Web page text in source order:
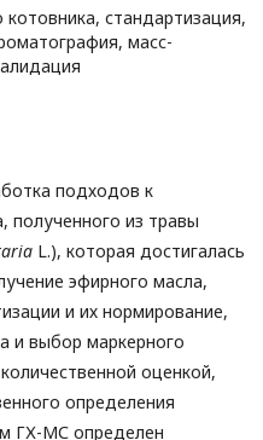
стандартизация,
масс-
подходов к
полученного из травы
L.), которая достигалась
эфирного масла,
и их нормирование,
и выбор маркерного
оценкой,
определения
ГХ-МС определен